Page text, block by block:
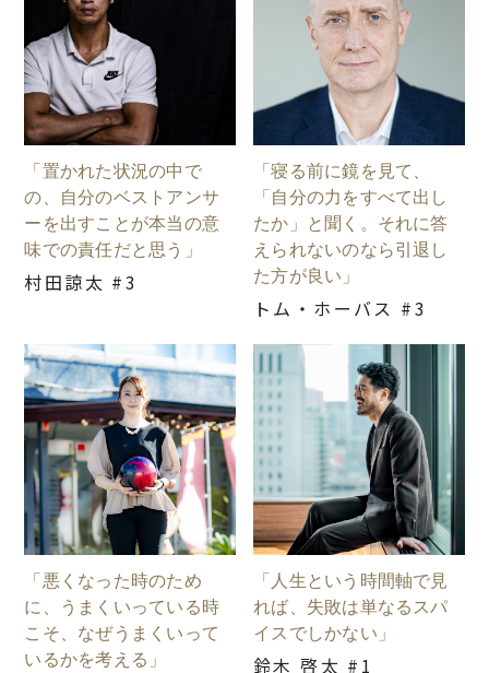
「置かれた状況の中で
の、自分のベストアンサ
ーを出すことが本当の意
味での責任だと思う」
村田諒太 #3
「寝る前に鏡を見て、
「自分の力をすべて出し
たか」と聞く。それに答
えられないのなら引退し
た方が良い」
トム・ホーバス #3
「悪くなった時のため
に、うまくいっている時
こそ、なぜうまくいって
いるかを考える」
「人生という時間軸で見
れば、失敗は単なるスパ
イスでしかない」
鈴木 啓太 #1